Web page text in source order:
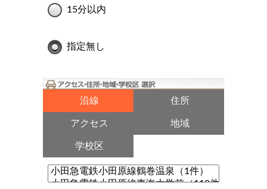
15分以内
指定無し
沿線 住所
アクセス 地域
学校区